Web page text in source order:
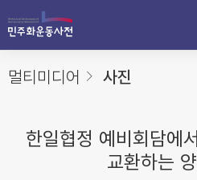
메
뉴
바
로
용
바
로
가
단
바
로
가멀티미디어 사진
한일협정 예비회담에
교환하는